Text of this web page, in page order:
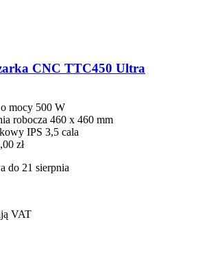
CNC TTC450 Ultra
mocy 500 W
robocza 460 x 460 mm
IPS 3,5 cala
zł
do 21 sierpnia
VAT